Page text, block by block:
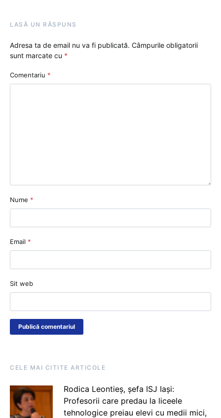
LASĂ UN RĂSPUNS
Adresa ta de email nu va fi publicată. Câmpurile obligatorii
sunt marcate cu *
Comentariu *
Nume *
Email *
Sit web
CELE MAI CITITE ARTICOLE
Rodica Leontieș, șefa ISJ Iași:
Profesorii care predau la liceele
tehnologice preiau elevi cu medii mici,